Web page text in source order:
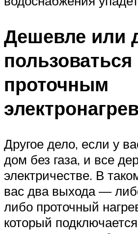
Дешевле или
пользоваться
проточным
Другое дело, если у
дом без газа, и все
электричестве. В
вас два выхода —
либо проточный
который